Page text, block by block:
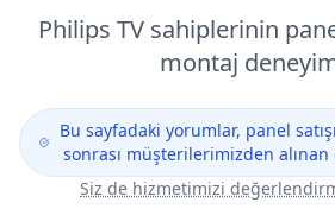
Philips TV sahiplerinin
montaj
Bu sayfadaki yorumlar, panel
sonrası müşterilerimizden
Siz de hizmetimizi